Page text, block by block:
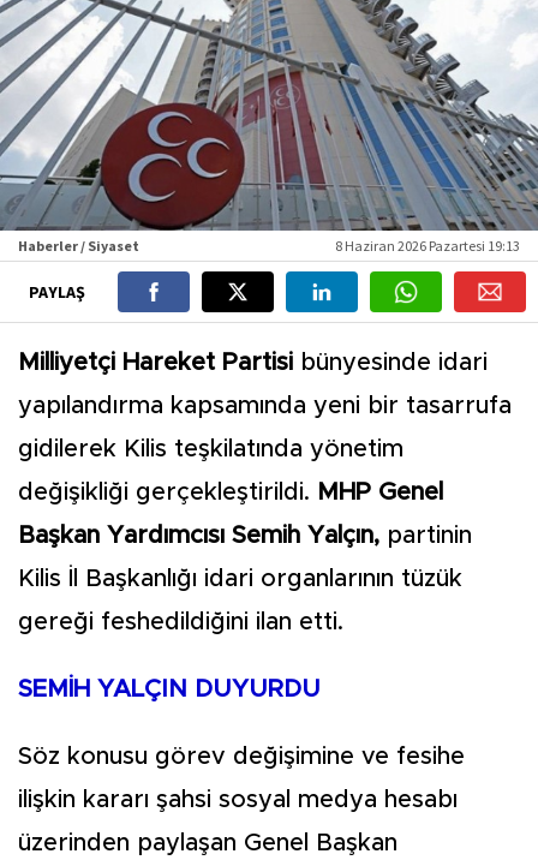
Haberler / Siyaset 8 Haziran 2026 Pazartesi 19:13
PAYLAŞ
Milliyetçi Hareket Partisi bünyesinde idari
yapılandırma kapsamında yeni bir tasarrufa
gidilerek Kilis teşkilatında yönetim
değişikliği gerçekleştirildi. MHP Genel
Başkan Yardımcısı Semih Yalçın, partinin
Kilis İl Başkanlığı idari organlarının tüzük
gereği feshedildiğini ilan etti.
SEMİH YALÇIN DUYURDU
Söz konusu görev değişimine ve fesihe
ilişkin kararı şahsi sosyal medya hesabı
üzerinden paylaşan Genel Başkan